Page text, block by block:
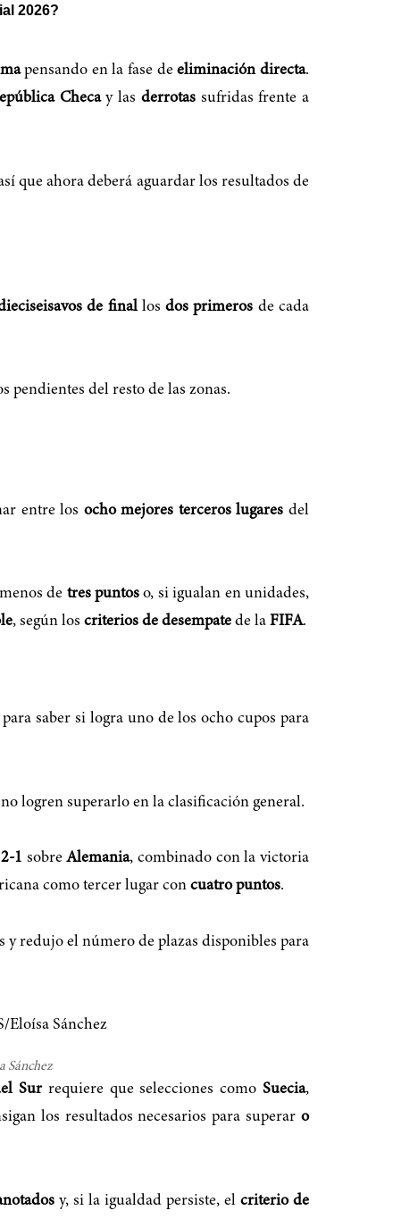
2026?
pensando en la fase deeliminación directa.
Checay las derrotassufridas frente a
que ahora deberá aguardar los resultados de
de finallosdos primeros de cada
pendientes del resto de las zonas.
entre los ocho mejores terceros lugares del
de tres puntoso, si igualan en unidades,
, según los criterios de desempate de la FIFA.
saber si logra uno de los ocho cupos para
logren superarlo en la clasificación general.
2-1 sobreAlemania, combinado con la victoria
como tercer lugar con cuatro puntos.
y redujo el número de plazas disponibles para
Sánchez
Surrequiere que selecciones comoSuecia,
los resultados necesarios para superaro
y, si la igualdad persiste, el criterio de